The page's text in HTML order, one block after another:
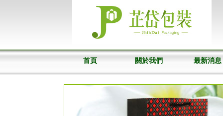
首頁 關於我們 最新消息